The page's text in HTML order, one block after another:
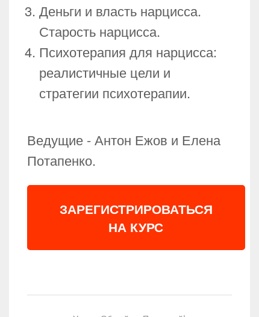
Деньги и власть нарцисса.
Старость нарцисса.
Психотерапия для нарцисса:
реалистичные цели и
стратегии психотерапии.
Ведущие - Антон Ежов и Елена
Потапенко.
ЗАРЕГИСТРИРОВАТЬСЯ
НА КУРС